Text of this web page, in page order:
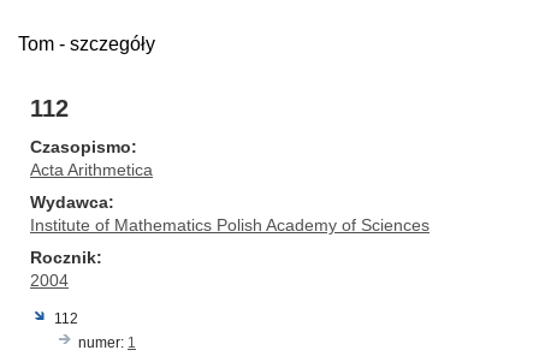
Tom - szczegóły
112
Czasopismo
Acta Arithmetica
Wydawca
Institute of Mathematics Polish Academy of Sciences
Rocznik
2004
112
numer: 1